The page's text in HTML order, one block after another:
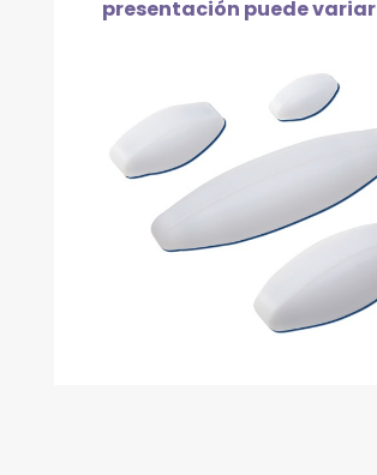
DIÁMETRO
presentación puede variar